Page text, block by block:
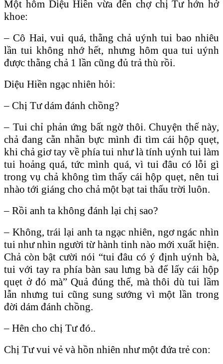
Một hôm Diệu Hiền vừa đến chợ chị Tư hớn hở
khoe:
– Cô Hai, vui quá, thằng chả uýnh tui bao nhiêu
lần tui không nhớ hết, nhưng hôm qua tui uýnh
được thằng chả 1 lần cũng đủ trả thù rồi.
Diệu Hiền ngạc nhiên hỏi:
– Chị Tư dám đánh chồng?
– Tui chỉ phản ứng bất ngờ thôi. Chuyện thế này,
chả đang cằn nhằn bực mình đi tìm cái hộp quẹt,
khi chả giơ tay về phía tui như là tính uýnh tui làm
tui hoảng quá, tức mình quá, vì tui đâu có lỗi gì
trong vụ chả không tìm thấy cái hộp quẹt, nên tui
nhào tới giáng cho chả một bạt tai thấu trời luôn.
– Rồi anh ta không đánh lại chị sao?
– Không, trái lại anh ta ngạc nhiên, ngơ ngác nhìn
tui như nhìn người từ hành tinh nào mới xuất hiện.
Chả còn bật cười nói “tui đâu có ý định uýnh bà,
tui với tay ra phía bàn sau lưng bà để lấy cái hộp
quẹt ở đó mà” Quả đúng thế, mà thôi dù tui lầm
lẫn nhưng tui cũng sung sướng vì một lần trong
đời dám đánh chồng.
– Hên cho chị Tư đó..
Chị Tư vui vẻ và hồn nhiên như một đứa trẻ con: